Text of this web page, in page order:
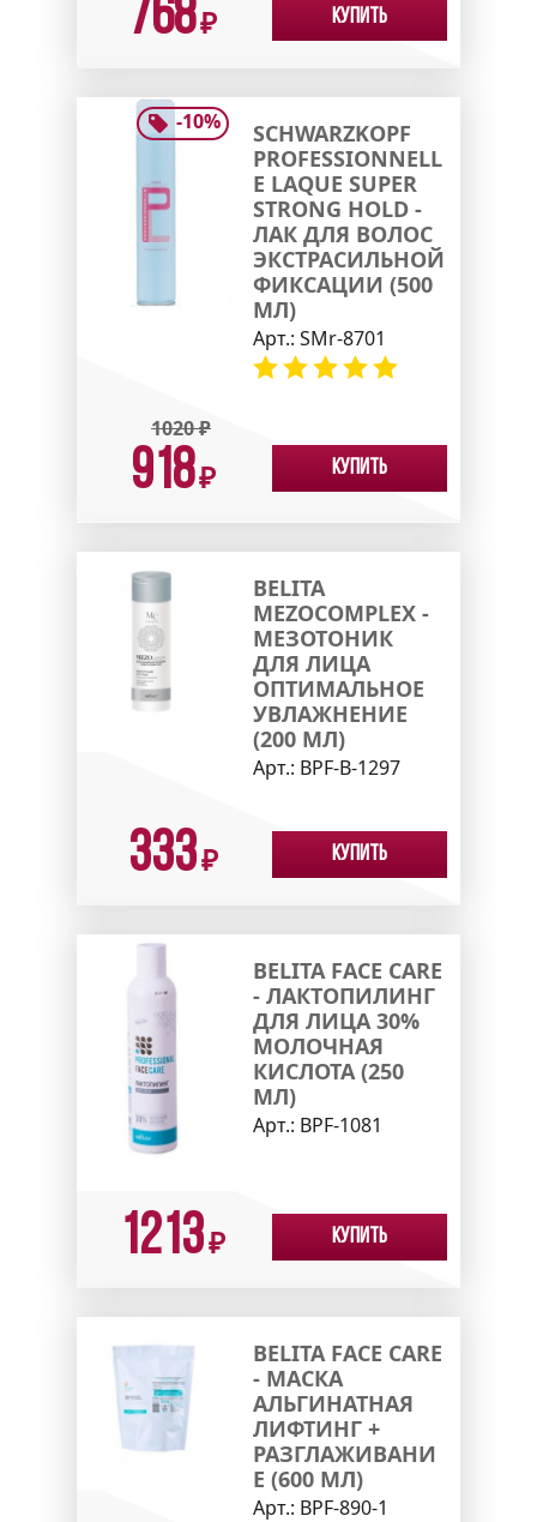
768₽ Купить
-10%
SCHWARZKOPF
PROFESSIONNELL
E LAQUE SUPER
STRONG HOLD -
ЛАК ДЛЯ ВОЛОС
ЭКСТРАСИЛЬНОЙ
ФИКСАЦИИ (500
МЛ)
Арт.: SMr-8701
1020₽
918₽ Купить
BELITA
MEZOCOMPLEX -
МЕЗОТОНИК
ДЛЯ ЛИЦА
ОПТИМАЛЬНОЕ
УВЛАЖНЕНИЕ
(200 МЛ)
Арт.: ВPF-B-1297
333₽ Купить
BELITA FACE CARE
- ЛАКТОПИЛИНГ
ДЛЯ ЛИЦА 30%
МОЛОЧНАЯ
КИСЛОТА (250
МЛ)
Арт.: ВPF-1081
1213₽ Купить
BELITA FACE CARE
- МАСКА
АЛЬГИНАТНАЯ
ЛИФТИНГ +
РАЗГЛАЖИВАНИ
Е (600 МЛ)
Арт.: BPF-890-1